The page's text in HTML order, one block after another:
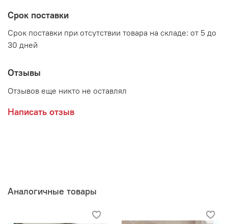
Срок поставки
Срок поставки при отсутствии товара на складе: от 5 до
30 дней
Отзывы
Отзывов еще никто не оставлял
Написать отзыв
Аналогичные товары